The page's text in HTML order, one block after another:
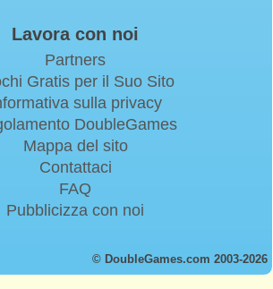
Lavora con noi
Partners
Gratis per il Suo Sito
sulla privacy
DoubleGames
Mappa del sito
Contattaci
FAQ
Pubblicizza con noi
© DoubleGames.com 2003-2026